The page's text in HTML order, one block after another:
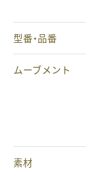
型番・品番
ムーブメント
素材